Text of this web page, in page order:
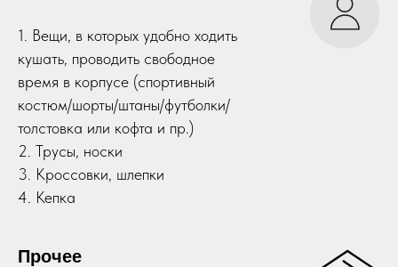
1. Вещи, в которых удобно ходить
кушать, проводить свободное
время в корпусе (спортивный
костюм/шорты/штаны/футболки/
толстовка или кофта и пр.)
2. Трусы, носки
3. Кроссовки, шлепки
4. Кепка
Прочее